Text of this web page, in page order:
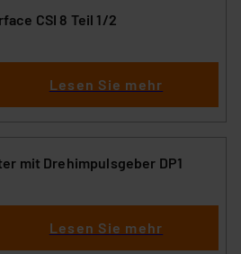
CSI 8 Teil 1/2
Lesen Sie mehr
mit Drehimpulsgeber DP1
Lesen Sie mehr